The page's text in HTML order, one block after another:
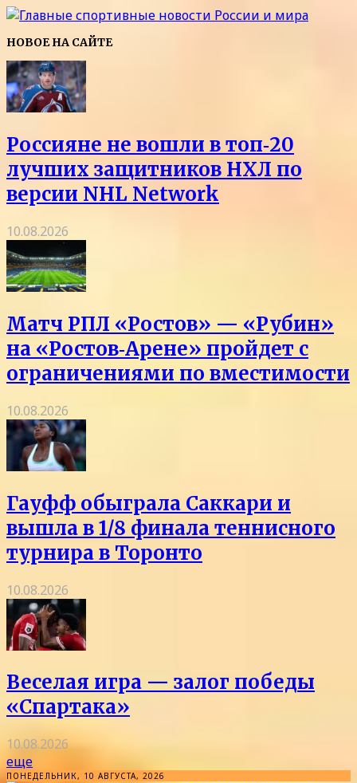
НОВОЕ НА САЙТЕ
Россияне не вошли в топ‑20
лучших защитников НХЛ по
версии NHL Network
10.08.2026
Матч РПЛ «Ростов» — «Рубин»
на «Ростов‑Арене» пройдет с
ограничениями по вместимости
10.08.2026
Гауфф обыграла Саккари и
вышла в 1/8 финала теннисного
турнира в Торонто
10.08.2026
Веселая игра — залог победы
«Спартака»
10.08.2026
еще
ПОНЕДЕЛЬНИК, 10 АВГУСТА, 2026